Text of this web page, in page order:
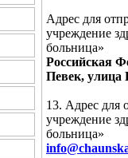
Адрес для
учреждение
больница»
Российская
Певек, улица
13. Адрес для
учреждение
больница»